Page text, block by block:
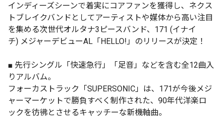
インディーズシーンで着実にコアファンを獲得し、ネクス
トブレイクバンドとしてアーティストや媒体から高い注目
を集める次世代オルタナ3ピースバンド、171 (イナイ
チ) メジャーデビューAL「HELLO!」のリリースが決定！
■ 先行シングル「快速急行」「足音」などを含む全12曲入
りアルバム。
フォーカストラック「SUPERSONIC」は、171が今後メジ
ャーマーケットで勝負すべく制作された、90年代洋楽ロ
ックを彷彿とさせるキャッチーな新機軸曲。